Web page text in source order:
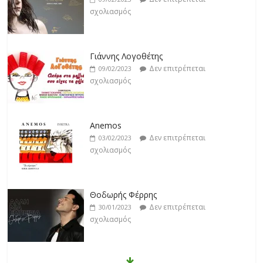
σχολιασμός
Γιάννης Λογοθέτης
09/02/2023
Δεν επιτρέπεται
σχολιασμός
Anemos
03/02/2023
Δεν επιτρέπεται
σχολιασμός
Θοδωρής Φέρρης
30/01/2023
Δεν επιτρέπεται
σχολιασμός